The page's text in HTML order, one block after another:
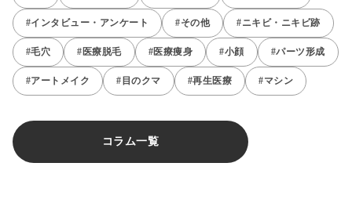
#インタビュー・アンケート #その他 #ニキビ・ニキビ跡
#毛穴 #医療脱毛 #医療痩身 #小顔 #パーツ形成
#アートメイク #目のクマ #再生医療 #マシン
コラム一覧